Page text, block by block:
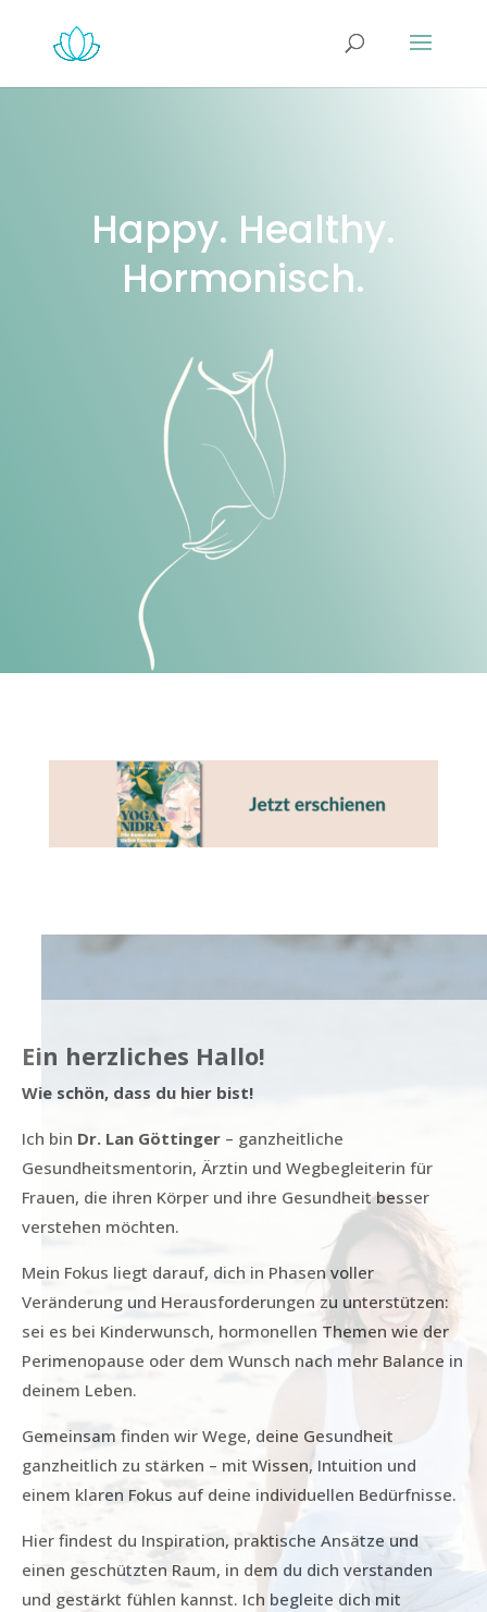
Happy. Healthy.
Hormonisch.
Ein herzliches Hallo!
Wie schön, dass du hier bist!
Ich bin Dr. Lan Göttinger – ganzheitliche
Gesundheitsmentorin, Ärztin und Wegbegleiterin für
Frauen, die ihren Körper und ihre Gesundheit besser
verstehen möchten.
Mein Fokus liegt darauf, dich in Phasen voller
Veränderung und Herausforderungen zu unterstützen:
sei es bei Kinderwunsch, hormonellen Themen wie der
Perimenopause oder dem Wunsch nach mehr Balance in
deinem Leben.
Gemeinsam finden wir Wege, deine Gesundheit
ganzheitlich zu stärken – mit Wissen, Intuition und
einem klaren Fokus auf deine individuellen Bedürfnisse.
Hier findest du Inspiration, praktische Ansätze und
einen geschützten Raum, in dem du dich verstanden
und gestärkt fühlen kannst. Ich begleite dich mit